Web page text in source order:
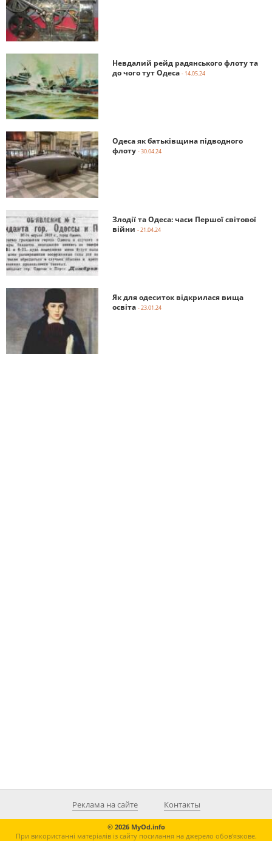
Невдалий рейд радянського флоту та
до чого тут Одеса - 14.05.24
Одеса як батьківщина підводного
флоту - 30.04.24
Злодії та Одеса: часи Першої світової
війни - 21.04.24
Як для одеситок відкрилася вища
освіта - 23.01.24
Реклама на сайте Контакты
© 2026 MyOd.info
При використанні матеріалів із сайту посилання на джерело обов'язкове.